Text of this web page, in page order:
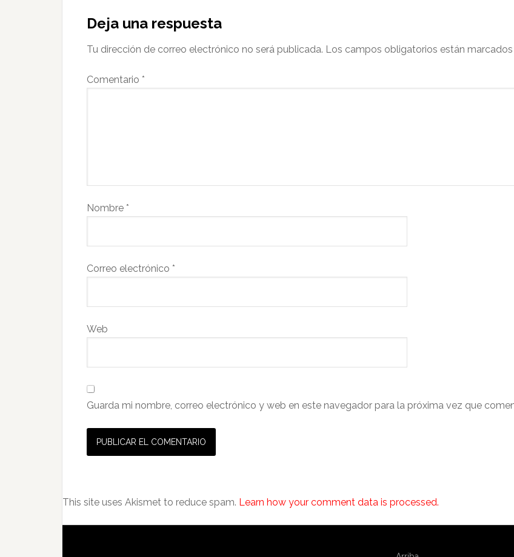
Deja una respuesta
Tu dirección de correo electrónico no será publicada. Los campos obligatorios están
Comentario *
Nombre *
Correo electrónico *
Web
Guarda mi nombre, correo electrónico y web en este navegador para la próxima vez que
This site uses Akismet to reduce spam. Learn how your comment data is processed.